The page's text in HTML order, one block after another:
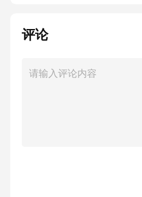
差异被不断放大，逐渐形
闲逐渐演进为自我异化
当用户倾向于在短视频
就会越发忽视其现实中
评论